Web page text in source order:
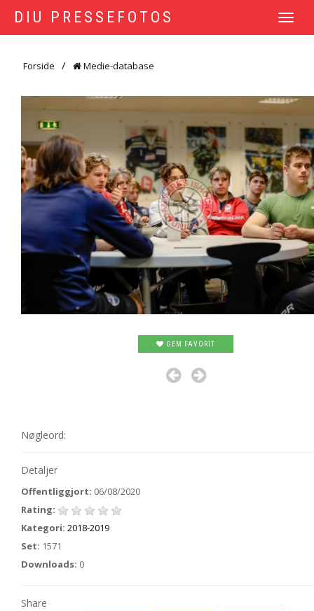
DIU PRESSEFOTOS
TOGGLE
Forside Medie-database
GEM FAVORIT
Nøgleord:
Detaljer
Offentliggjort: 06/08/2020
Rating:
Kategori: 2018-2019
Set: 1571
Downloads: 0
Share